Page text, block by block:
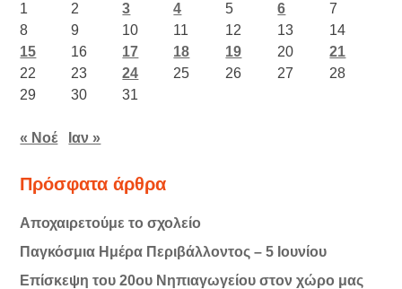
1
2 3 4 5 6
7
8
9 10 11 12 13
14
15
16 17 18 19 20
21
22
23 24 25 26 27
28
29
30 31
« Νοέ Ιαν »
Πρόσφατα άρθρα
Αποχαιρετούμε το σχολείο
Παγκόσμια Ημέρα Περιβάλλοντος – 5 Ιουνίου
Επίσκεψη του 20ου Νηπιαγωγείου στον χώρο μας